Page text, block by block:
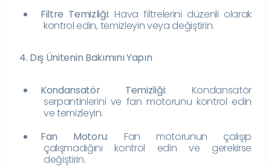
Filtre Temizliği: Hava filtrelerini düzenli olarak
kontrol edin, temizleyin veya değiştirin.
4. Dış Ünitenin Bakımını Yapın
Kondansatör Temizliği: Kondansatör
serpantinlerini ve fan motorunu kontrol edin
ve temizleyin.
Fan Motoru: Fan motorunun çalışıp
çalışmadığını kontrol edin ve gerekirse
değiştirin.